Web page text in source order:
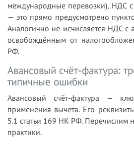
международные перевозки), НДС с
— это прямо предусмотрено
Аналогично не исчисляется НДС с
освобождённым от
РФ.
Авансовый счёт-фактура:
типичные ошибки
Авансовый счёт-фактура —
применения вычета. Его
5.1 статьи 169 НК РФ. Перечислим
практики.